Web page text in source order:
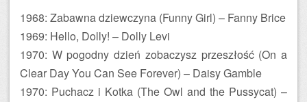
1968: Zabawna dziewczyna (Funny Girl) – Fanny Brice
1969: Hello, Dolly! – Dolly Levi
1970: W pogodny dzień zobaczysz przeszłość (On a
Clear Day You Can See Forever) – Daisy Gamble
1970: Puchacz i Kotka (The Owl and the Pussycat) –